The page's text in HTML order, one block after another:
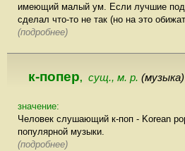
имеющий малый ум. Если лучшие
сделал что-то не так (но на это
(подробнее)
к-попер, сущ., м. р. (музыка)
значение:
Человек слушающий к-поп - Korean
популярной музыки.
(подробнее)